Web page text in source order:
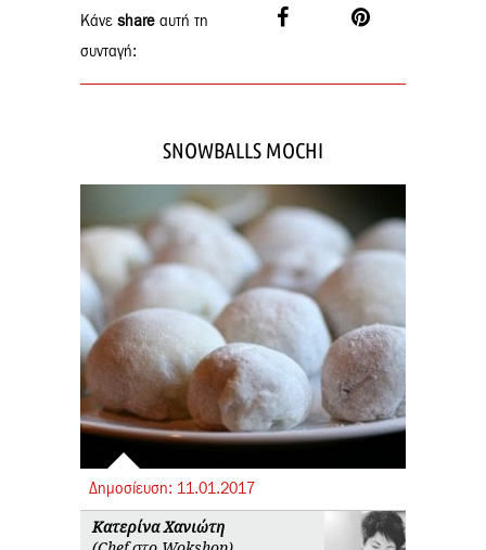
Κάνε share αυτή τη
συνταγή:
SNOWBALLS MOCHI
Δημοσίευση: 11.01.2017
Κατερίνα Χανιώτη